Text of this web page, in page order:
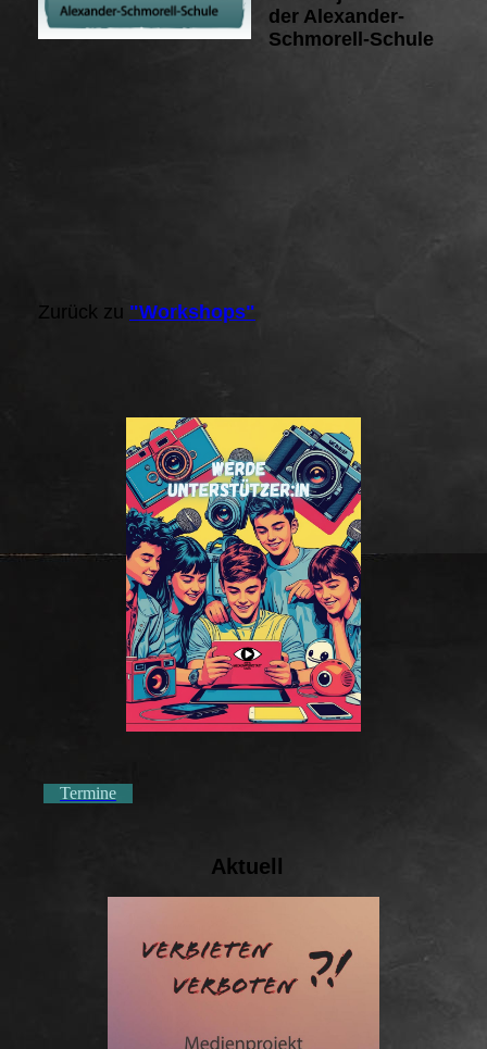
der Alexander-
Schmorell-Schule
Zurück zu "Workshops"
Termine
Aktuell